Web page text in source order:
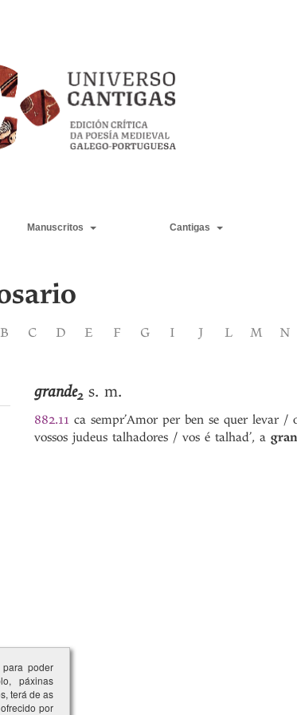
Manuscritos Cantigas
B C D E F G I J L M N
grande2 s. m.
882.11 ca sempr’Amor per ben se quer levar /
vossos judeus talhadores / vos é talhad’, a
poder
páxinas
terá de as
por